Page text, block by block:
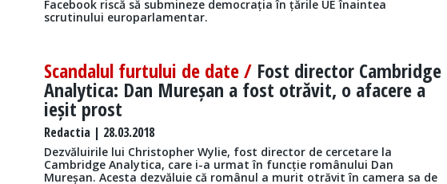
Facebook riscă să submineze democrația în țările UE înaintea
scrutinului europarlamentar.
Scandalul furtului de date / Fost director Cambridge
Analytica: Dan Mureșan a fost otrăvit, o afacere a
ieșit prost
Redactia | 28.03.2018
Dezvăluirile lui Christopher Wylie, fost director de cercetare la
Cambridge Analytica, care i-a urmat în funcție românului Dan
Mureșan. Acesta dezvăluie că românul a murit otrăvit în camera sa de